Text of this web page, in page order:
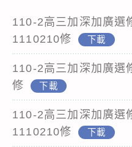
110-2高三加深加廣選
1110210修
下載
110-2高三加深加廣選
修
下載
110-2高三加深加廣選
1110210修
下載